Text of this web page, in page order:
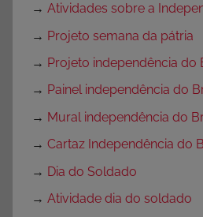
→ Atividades sobre a
→ Projeto semana da pátria
→ Projeto independência do
→ Painel independência do
→ Mural independência do
→ Cartaz Independência do
→ Dia do Soldado
→ Atividade dia do soldado